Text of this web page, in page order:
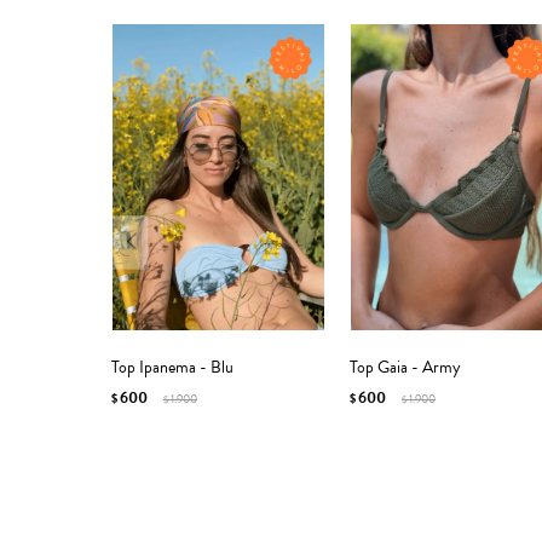
Top Ipanema - Blu
$600 $1.900
Top Gaia - Army
$600 $1.900